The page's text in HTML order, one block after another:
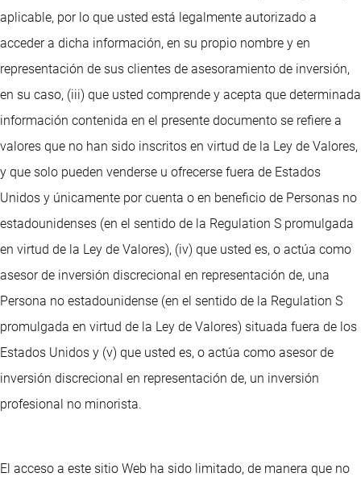
aplicable, por lo que usted está legalmente autorizado a
acceder a dicha información, en su propio nombre y en
representación de sus clientes de asesoramiento de inversión,
en su caso, (iii) que usted comprende y acepta que determinada
información contenida en el presente documento se refiere a
valores que no han sido inscritos en virtud de la Ley de Valores,
y que solo pueden venderse u ofrecerse fuera de Estados
Unidos y únicamente por cuenta o en beneficio de Personas no
estadounidenses (en el sentido de la Regulation S promulgada
en virtud de la Ley de Valores), (iv) que usted es, o actúa como
asesor de inversión discrecional en representación de, una
Persona no estadounidense (en el sentido de la Regulation S
promulgada en virtud de la Ley de Valores) situada fuera de los
Estados Unidos y (v) que usted es, o actúa como asesor de
inversión discrecional en representación de, un inversión
profesional no minorista.
El acceso a este sitio Web ha sido limitado, de manera que no